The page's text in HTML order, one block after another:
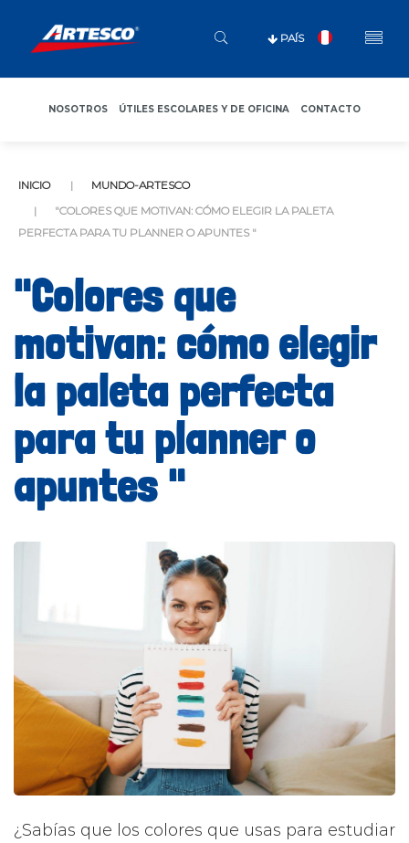
PAÍS
NOSOTROS ÚTILES ESCOLARES Y DE OFICINA CONTACTO
INICIO
MUNDO-ARTESCO
"COLORES QUE MOTIVAN: CÓMO ELEGIR LA PALETA
PERFECTA PARA TU PLANNER O APUNTES "
"Colores que
motivan: cómo elegir
la paleta perfecta
para tu planner o
apuntes "
¿Sabías que los colores que usas para estudiar